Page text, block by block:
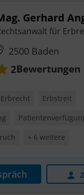
Gerhard
für
2500 Baden
2Bewertungen
Erbstreit
+ 6 weitere